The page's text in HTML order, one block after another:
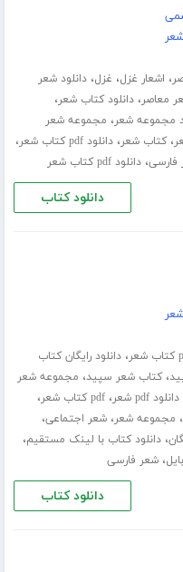
، اشعار غزل، غزل،دانلود شعر
معاصر،دانلود کتاب شعر،
مجموعه شعر، مجموعه شعر
،کتاب شعر،دانلود pdf کتاب شعر ،
فارسی،دانلود pdf کتاب شعر
دانلود کتاب
،دانلود رایگان کتاب
،کتاب شعر سپید، مجموعه شعر
دانلود pdf شعر ،pdf کتاب شعر ،
، مجموعه شعر،شعر اجتماعی،
،دانلود کتاب با لینک مستقیم،
،شعر فارسی
دانلود کتاب